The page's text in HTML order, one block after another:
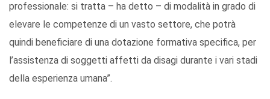
professionale: si tratta – ha detto – di modalità in grado di
elevare le competenze di un vasto settore, che potrà
quindi beneficiare di una dotazione formativa specifica, per
l’assistenza di soggetti affetti da disagi durante i vari stadi
della esperienza umana”.